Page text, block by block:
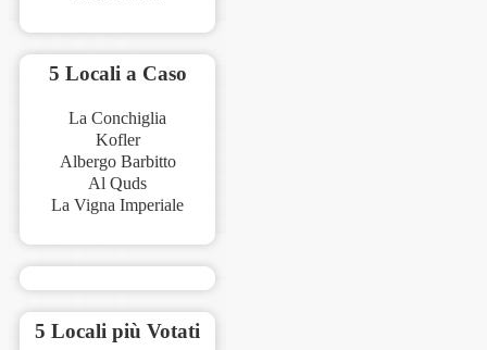
5 Locali a Caso
La Conchiglia
Kofler
Albergo Barbitto
Al Quds
La Vigna Imperiale
5 Locali più Votati